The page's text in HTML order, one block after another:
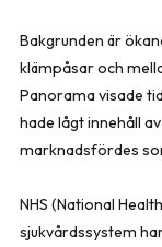
Bakgrunden är
klämpåsar och
Panorama visade
hade lågt innehåll
marknadsfördes
NHS (National
sjukvårdssystem